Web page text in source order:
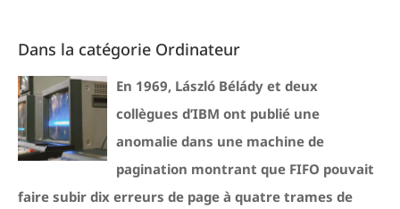
Dans la catégorie Ordinateur
En 1969, László Bélády et deux
collègues d’IBM ont publié une
anomalie dans une machine de
pagination montrant que FIFO pouvait
faire subir dix erreurs de page à quatre trames de